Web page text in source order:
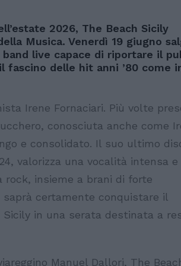
2026, The Beach Sicily
Musica. Venerdì 19 giugno
live capace di riportare il
delle hit anni ’80 come
Irene Fornaciari. Più volte
conosciuta anche come
e consolidato. Il suo ultimo
valorizza una vocalità intensa e
insieme a brani di forte
certamente conquistare il
in una serata destinata a
Manuel Dallori, The